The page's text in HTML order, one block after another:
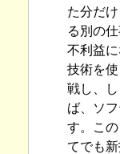
た分だ
る別の
不利益
技術を
戦し、
ば、ソ
す。こ
てでも